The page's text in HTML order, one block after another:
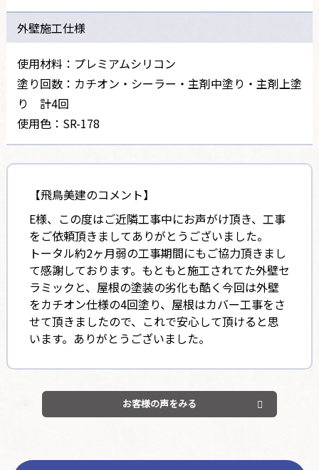
外壁施工仕様
使用材料：プレミアムシリコン
塗り回数：カチオン・シーラー・主剤中塗り・主剤上塗
り 計4回
使用色：SR-178
【飛鳥美建のコメント】
E様、この度はご近隣工事中にお声がけ頂き、工事
をご依頼頂きましてありがとうございました。
トータル約2ヶ月弱の工事期間にもご協力頂きまし
て感謝しております。もともと施工されてた外壁セ
ラミックと、屋根の塗装の劣化も酷く今回は外壁
をカチオン仕様の4回塗り、屋根はカバー工事をさ
せて頂きましたので、これで安心して頂けると思
います。ありがとうございました。
お客様の声をみる